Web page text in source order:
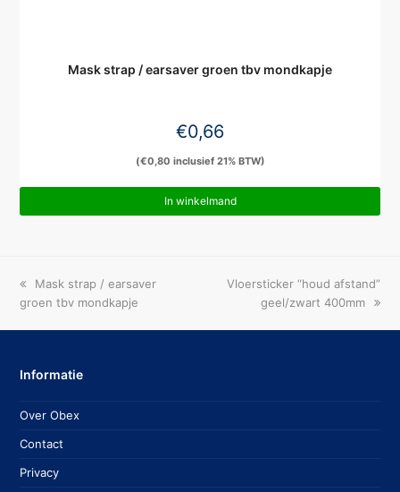
Mask strap / earsaver groen tbv mondkapje
€0,66
(€0,80 inclusief 21% BTW)
In winkelmand
previous
post:
Mask strap / earsaver
groen tbv mondkapje
next
Vloersticker “houd afstand”
geel/zwart 400mm
Informatie
Over Obex
Contact
Privacy